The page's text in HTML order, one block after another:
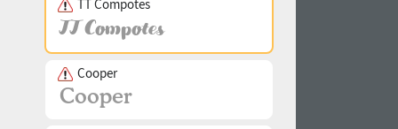
TT Compotes
Cooper